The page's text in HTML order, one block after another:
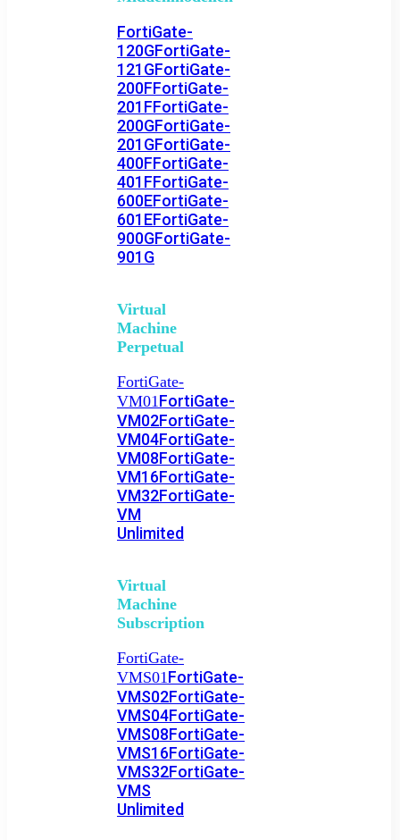
FortiGate-
120GFortiGate-
121GFortiGate-
200FFortiGate-
201FFortiGate-
200GFortiGate-
201GFortiGate-
400FFortiGate-
401FFortiGate-
600EFortiGate-
601EFortiGate-
900GFortiGate-
901G
Virtual
Machine
Perpetual
FortiGate-
VM01FortiGate-
VM02FortiGate-
VM04FortiGate-
VM08FortiGate-
VM16FortiGate-
VM32FortiGate-
VM
Unlimited
Virtual
Machine
Subscription
FortiGate-
VMS01FortiGate-
VMS02FortiGate-
VMS04FortiGate-
VMS08FortiGate-
VMS16FortiGate-
VMS32FortiGate-
VMS
Unlimited